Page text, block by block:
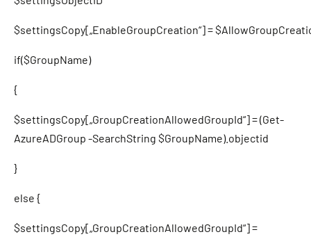
$settingsCopy[„EnableGroupCreation“] =
if($GroupName)
{
$settingsCopy[„GroupCreationAllowedGroupId“] = (Get-
AzureADGroup -SearchString $GroupName).objectid
}
else {
$settingsCopy[„GroupCreationAllowedGroupId“] =